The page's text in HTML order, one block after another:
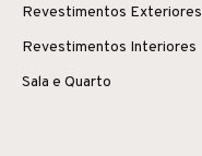
Revestimentos Exteriores
Revestimentos Interiores
Sala e Quarto